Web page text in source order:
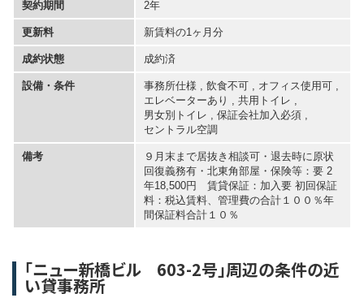
契約期間 2年
更新料 新賃料の1ヶ月分
成約状態 成約済
設備・条件
事務所仕様 , 飲食不可 , オフィス使用可 ,
エレベーターあり
共用トイレ
男女別トイレ
保証会社加入必須
セントラル空調
備考
９月末まで居抜き相談可・退去時に原状
回復義務有・北東角部屋・保険等：要 2
年18,500円 賃貸保証：加入要 初回保証
料：税込賃料、管理費の合計１００％年
間保証料合計１０％
「ニュー新橋ビル 603-2号」周辺の条件の近
い貸事務所